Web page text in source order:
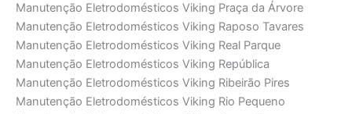
Manutenção Eletrodomésticos Viking Praça da Árvore
Manutenção Eletrodomésticos Viking Raposo Tavares
Manutenção Eletrodomésticos Viking Real Parque
Manutenção Eletrodomésticos Viking República
Manutenção Eletrodomésticos Viking Ribeirão Pires
Manutenção Eletrodomésticos Viking Rio Pequeno